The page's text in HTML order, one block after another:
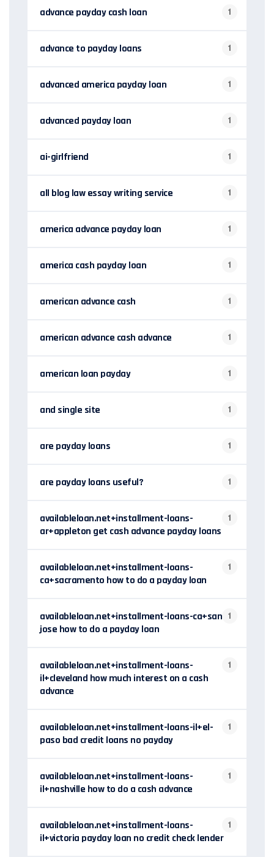
advance payday cash loan 1
advance to payday loans 1
advanced america payday loan 1
advanced payday loan 1
ai-girlfriend 1
all blog law essay writing service 1
america advance payday loan 1
america cash payday loan 1
american advance cash 1
american advance cash advance 1
american loan payday 1
and single site 1
are payday loans 1
are payday loans useful? 1
availableloan.net+installment-loans-
ar+appleton get cash advance payday loans
1
availableloan.net+installment-loans-
ca+sacramento how to do a payday loan
1
availableloan.net+installment-loans-ca+san-
jose how to do a payday loan
1
availableloan.net+installment-loans-
il+cleveland how much interest on a cash
advance
1
availableloan.net+installment-loans-il+el-
paso bad credit loans no payday
1
availableloan.net+installment-loans-
il+nashville how to do a cash advance
1
availableloan.net+installment-loans-
il+victoria payday loan no credit check lender
1